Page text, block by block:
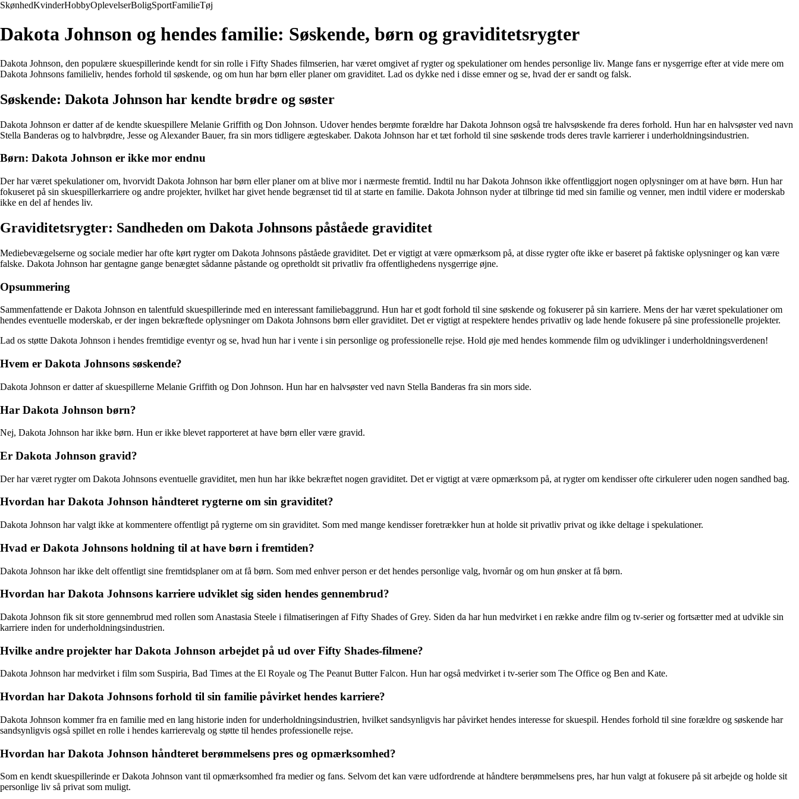
SkønhedKvinderHobbyOplevelserBoligSportFamilieTøj
Dakota Johnson og hendes familie: Søskende, børn og graviditetsrygter
Dakota Johnson, den populære skuespillerinde kendt for sin rolle i Fifty Shades filmserien, har været omgivet af rygter og spekulationer om hendes personlige liv. Mange fans er nysgerrige efter at vide mere om
Dakota Johnsons familieliv, hendes forhold til søskende, og om hun har børn eller planer om graviditet. Lad os dykke ned i disse emner og se, hvad der er sandt og falsk.
Søskende: Dakota Johnson har kendte brødre og søster
Dakota Johnson er datter af de kendte skuespillere Melanie Griffith og Don Johnson. Udover hendes berømte forældre har Dakota Johnson også tre halvsøskende fra deres forhold. Hun har en halvsøster ved navn
Stella Banderas og to halvbrødre, Jesse og Alexander Bauer, fra sin mors tidligere ægteskaber. Dakota Johnson har et tæt forhold til sine søskende trods deres travle karrierer i underholdningsindustrien.
Børn: Dakota Johnson er ikke mor endnu
Der har været spekulationer om, hvorvidt Dakota Johnson har børn eller planer om at blive mor i nærmeste fremtid. Indtil nu har Dakota Johnson ikke offentliggjort nogen oplysninger om at have børn. Hun har
fokuseret på sin skuespillerkarriere og andre projekter, hvilket har givet hende begrænset tid til at starte en familie. Dakota Johnson nyder at tilbringe tid med sin familie og venner, men indtil videre er moderskab
ikke en del af hendes liv.
Graviditetsrygter: Sandheden om Dakota Johnsons påståede graviditet
Mediebevægelserne og sociale medier har ofte kørt rygter om Dakota Johnsons påståede graviditet. Det er vigtigt at være opmærksom på, at disse rygter ofte ikke er baseret på faktiske oplysninger og kan være
falske. Dakota Johnson har gentagne gange benægtet sådanne påstande og opretholdt sit privatliv fra offentlighedens nysgerrige øjne.
Opsummering
Sammenfattende er Dakota Johnson en talentfuld skuespillerinde med en interessant familiebaggrund. Hun har et godt forhold til sine søskende og fokuserer på sin karriere. Mens der har været spekulationer om
hendes eventuelle moderskab, er der ingen bekræftede oplysninger om Dakota Johnsons børn eller graviditet. Det er vigtigt at respektere hendes privatliv og lade hende fokusere på sine professionelle projekter.
Lad os støtte Dakota Johnson i hendes fremtidige eventyr og se, hvad hun har i vente i sin personlige og professionelle rejse. Hold øje med hendes kommende film og udviklinger i underholdningsverdenen!
Hvem er Dakota Johnsons søskende?
Dakota Johnson er datter af skuespillerne Melanie Griffith og Don Johnson. Hun har en halvsøster ved navn Stella Banderas fra sin mors side.
Har Dakota Johnson børn?
Nej, Dakota Johnson har ikke børn. Hun er ikke blevet rapporteret at have børn eller være gravid.
Er Dakota Johnson gravid?
Der har været rygter om Dakota Johnsons eventuelle graviditet, men hun har ikke bekræftet nogen graviditet. Det er vigtigt at være opmærksom på, at rygter om kendisser ofte cirkulerer uden nogen sandhed bag.
Hvordan har Dakota Johnson håndteret rygterne om sin graviditet?
Dakota Johnson har valgt ikke at kommentere offentligt på rygterne om sin graviditet. Som med mange kendisser foretrækker hun at holde sit privatliv privat og ikke deltage i spekulationer.
Hvad er Dakota Johnsons holdning til at have børn i fremtiden?
Dakota Johnson har ikke delt offentligt sine fremtidsplaner om at få børn. Som med enhver person er det hendes personlige valg, hvornår og om hun ønsker at få børn.
Hvordan har Dakota Johnsons karriere udviklet sig siden hendes gennembrud?
Dakota Johnson fik sit store gennembrud med rollen som Anastasia Steele i filmatiseringen af Fifty Shades of Grey. Siden da har hun medvirket i en række andre film og tv-serier og fortsætter med at udvikle sin
karriere inden for underholdningsindustrien.
Hvilke andre projekter har Dakota Johnson arbejdet på ud over Fifty Shades-filmene?
Dakota Johnson har medvirket i film som Suspiria, Bad Times at the El Royale og The Peanut Butter Falcon. Hun har også medvirket i tv-serier som The Office og Ben and Kate.
Hvordan har Dakota Johnsons forhold til sin familie påvirket hendes karriere?
Dakota Johnson kommer fra en familie med en lang historie inden for underholdningsindustrien, hvilket sandsynligvis har påvirket hendes interesse for skuespil. Hendes forhold til sine forældre og søskende har
sandsynligvis også spillet en rolle i hendes karrierevalg og støtte til hendes professionelle rejse.
Hvordan har Dakota Johnson håndteret berømmelsens pres og opmærksomhed?
Som en kendt skuespillerinde er Dakota Johnson vant til opmærksomhed fra medier og fans. Selvom det kan være udfordrende at håndtere berømmelsens pres, har hun valgt at fokusere på sit arbejde og holde sit
personlige liv så privat som muligt.